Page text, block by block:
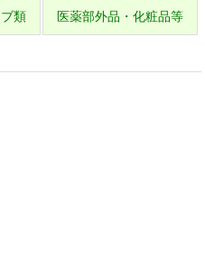
類 医薬部外品・化粧品等